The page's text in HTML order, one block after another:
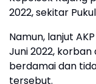
2022, sekitar
Namun, lanjut
Juni 2022,
berdamai dan
tersebut.